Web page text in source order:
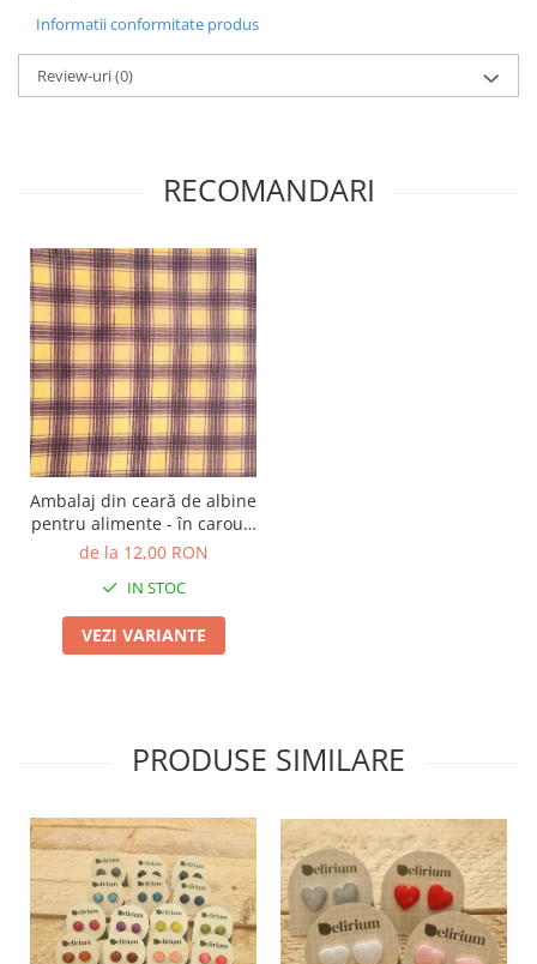
Card cadou
Accesorii tricotate
Decor Crăciun
TOATE Produsele Personalizate
Informatii conformitate produs
Review-uri(0)
RECOMANDARI
Ambalaj din ceară de albine
pentru alimente - în carouri
mov
de la 12,00 RON
IN STOC
VEZI VARIANTE
PRODUSE SIMILARE